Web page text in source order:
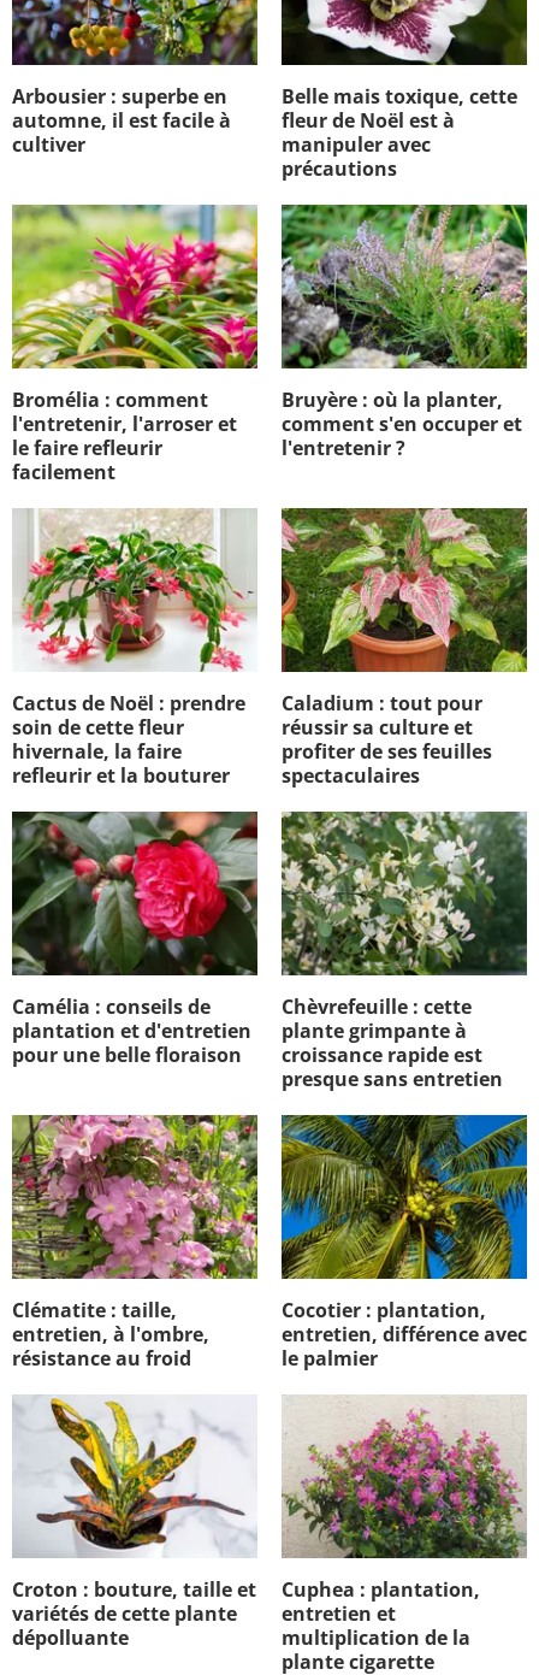
Arbousier : superbe en
automne, il est facile à
cultiver
Belle mais toxique, cette
fleur de Noël est à
manipuler avec
précautions
Bromélia : comment
l'entretenir, l'arroser et
le faire refleurir
facilement
Bruyère : où la planter,
comment s'en occuper et
l'entretenir ?
Cactus de Noël : prendre
soin de cette fleur
hivernale, la faire
refleurir et la bouturer
Caladium : tout pour
réussir sa culture et
profiter de ses feuilles
spectaculaires
Camélia : conseils de
plantation et d'entretien
pour une belle floraison
Chèvrefeuille : cette
plante grimpante à
croissance rapide est
presque sans entretien
Clématite : taille,
entretien, à l'ombre,
résistance au froid
Cocotier : plantation,
entretien, différence avec
le palmier
Croton : bouture, taille et
variétés de cette plante
dépolluante
Cuphea : plantation,
entretien et
multiplication de la
plante cigarette